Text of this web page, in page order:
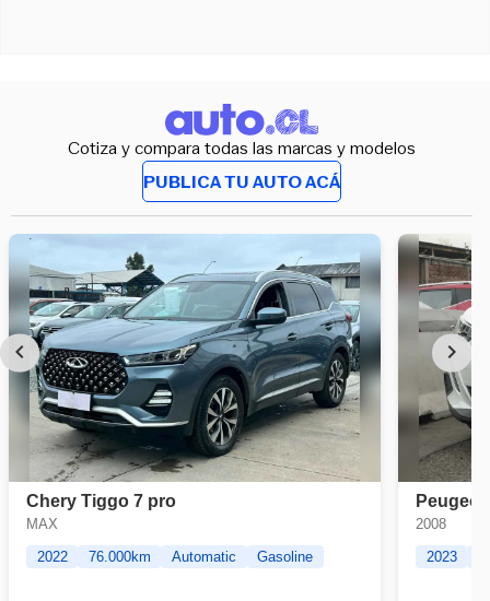
Cotiza y compara todas las marcas y modelos
PUBLICA TU AUTO ACÁ